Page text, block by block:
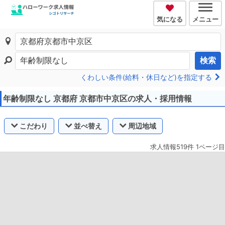
気になる メニュー
検索
くわしい条件(給料・休日など)を指定する
年齢制限なし 京都府 京都市中京区の求人・採用情報
こだわり 並べ替え 周辺地域
求人情報519件 1ページ目